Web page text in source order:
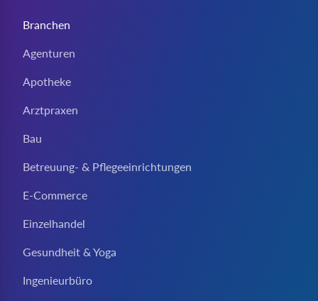
Branchen
Agenturen
Apotheke
Arztpraxen
Bau
Betreuung- & Pflegeeinrichtungen
E-Commerce
Einzelhandel
Gesundheit & Yoga
Ingenieurbüro